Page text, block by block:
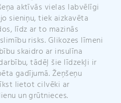
aktīvās vielas labvēlīgi
sieniņu, tiek aizkavēta
līdz ar to mazinās
risks. Glikozes līmeni
skaidro ar insulīna
tādēļ šie līdzekļi ir
gadījumā. Žeņšeņu
lietot cilvēki ar
un grūtnieces.